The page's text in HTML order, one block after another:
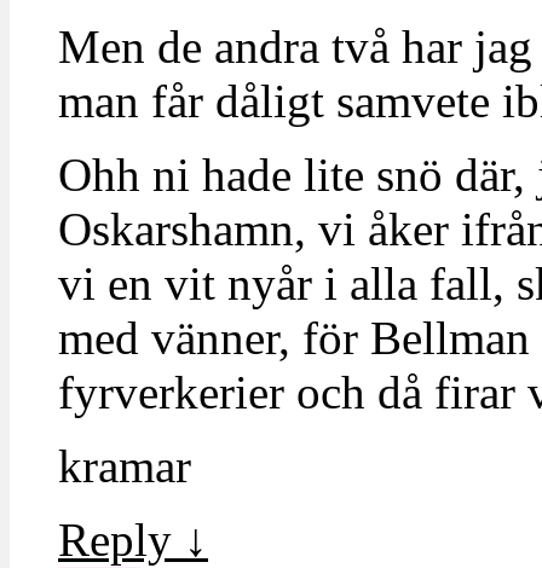
Men de andra två har
man får dåligt samvete
Ohh ni hade lite snö
Oskarshamn, vi åker
vi en vit nyår i alla fall,
med vänner, för
fyrverkerier och då firar
kramar
Reply ↓